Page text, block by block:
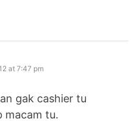
at 7:47 pm
gak cashier tu
macam tu.